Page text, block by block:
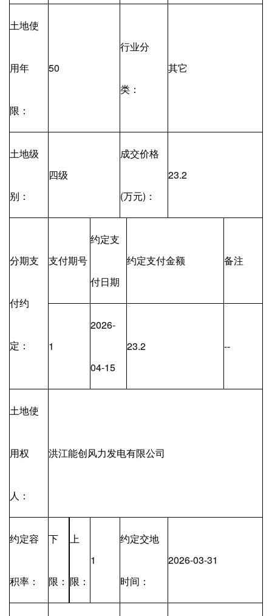
土地使
用年
限：
50
行业分
类：
其它
土地级
别：
四级
成交价格
(万元)：
23.2
分期支
付约
定：
支付期号
约定支
付日期
约定支付金额 备注
1
2026-
04-15
23.2 --
土地使
用权
人：
洪江能创风力发电有限公司
约定容
积率：
下
限：
上
限：
1
约定交地
时间：
2026-03-31